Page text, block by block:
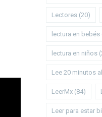
Lectores (20)
lectura en bebés
lectura en niños
Lee 20 minutos
LeerMx (84)
Leer para estar